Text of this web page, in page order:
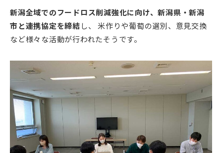
新潟全域でのフードロス削減強化に向け、新潟県・新潟
市と連携協定を締結し、 米作りや葡萄の選別、意見交換
など様々な活動が行われたそうです。